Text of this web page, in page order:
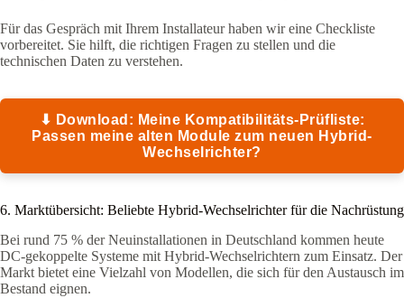
Für das Gespräch mit Ihrem Installateur haben wir eine Checkliste
vorbereitet. Sie hilft, die richtigen Fragen zu stellen und die
technischen Daten zu verstehen.
⬇ Download: Meine Kompatibilitäts-Prüfliste:
Passen meine alten Module zum neuen Hybrid-
Wechselrichter?
6. Marktübersicht: Beliebte Hybrid-Wechselrichter für die Nachrüstung
Bei rund 75 % der Neuinstallationen in Deutschland kommen heute
DC-gekoppelte Systeme mit Hybrid-Wechselrichtern zum Einsatz. Der
Markt bietet eine Vielzahl von Modellen, die sich für den Austausch im
Bestand eignen.